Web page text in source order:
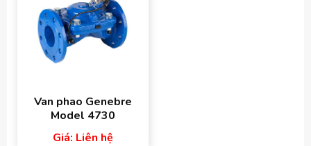
Van phao Genebre
Model 4730
Giá: Liên hệ